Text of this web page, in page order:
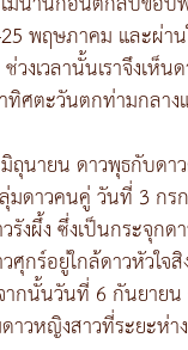
พฤษภาคม และผ่า
งเวลานั้นเราจึงเห็น
ศตะวันตกท่ามกลาง
ถุนายน ดาวพุธกับดา
ดาวคนคู่ วันที่ 3 กร
รังผึ้ง ซึ่งเป็นกระจุก
กร์อยู่ใกล้ดาวหัวใจ
ากนั้นวันที่ 6 กันยาย
าวหญิงสาวที่ระยะห่า